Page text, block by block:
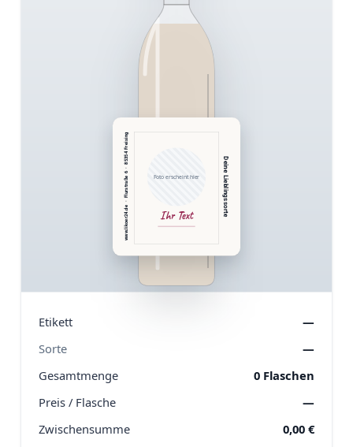
www.likoer24.de  ·  Flurstraße 6  ·  85354 Freising Foto erscheint hier
Ihr Text Deine Lieblingssorte
Etikett
—
Sorte
—
Gesamtmenge
0 Flaschen
Preis / Flasche
—
Zwischensumme
0,00 €